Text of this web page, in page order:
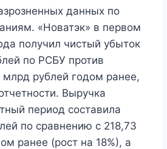
данных по
«Новатэк» в первом
получил чистый убыток
по РСБУ против
рублей годом ранее,
Выручка
период составила
по сравнению с 218,73
ранее (рост на 18%), а